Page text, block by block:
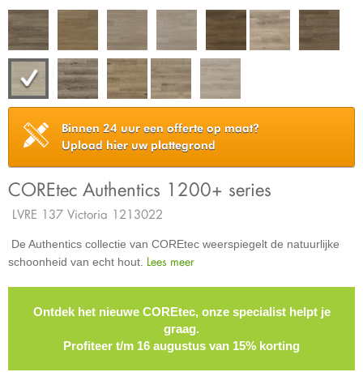
Binnen 24 uur een offerte op maat?
Upload hier uw plattegrond
COREtec Authentics 1200+ series
LVRE 137 Victoria 1213022
De Authentics collectie van COREtec weerspiegelt de natuurlijke
schoonheid van echt hout. Lees meer
Ontdek het nieuwe COREtec, onze specialist helpt je
graag.
Profiteer t/m 16 augustus van 15% korting